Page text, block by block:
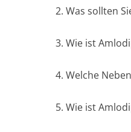
2. Was sollten
3. Wie ist
4. Welche
5. Wie ist